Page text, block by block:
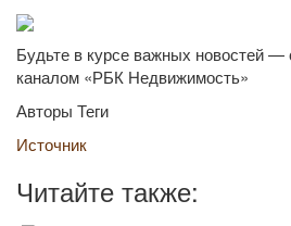
Будьте в курсе важных новостей —
каналом «РБК Недвижимость»
Авторы Теги
Источник
Читайте также: